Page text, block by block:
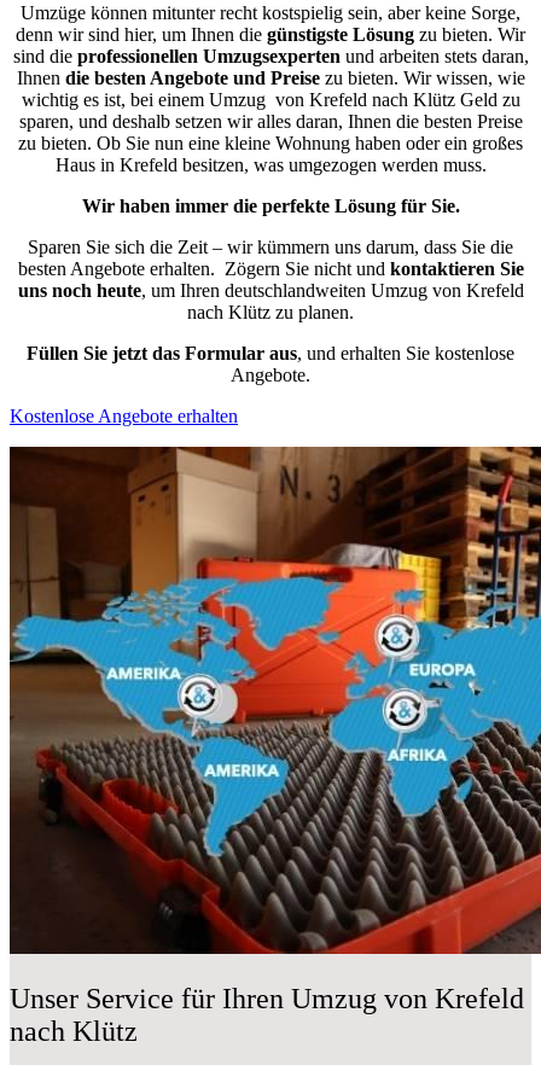
Umzüge können mitunter recht kostspielig sein, aber keine Sorge,
denn wir sind hier, um Ihnen die günstigste Lösung zu bieten. Wir
sind die professionellen Umzugsexperten und arbeiten stets daran,
Ihnen die besten Angebote und Preisezu bieten. Wir wissen, wie
wichtig es ist, bei einem Umzug von Krefeld nach Klütz Geld zu
sparen, und deshalb setzen wir alles daran, Ihnen die besten Preise
zu bieten. Ob Sie nun eine kleine Wohnung haben oder ein großes
Haus in Krefeld besitzen, was umgezogen werden muss.
Wir haben immer die perfekte Lösung für Sie.
Sparen Sie sich die Zeit – wir kümmern uns darum, dass Sie die
besten Angebote erhalten. Zögern Sie nicht und kontaktieren Sie
uns noch heute, um Ihren deutschlandweiten Umzug von Krefeld
nach Klütz zu planen.
Füllen Sie jetzt das Formular aus, und erhalten Sie kostenlose
Angebote.
Kostenlose Angebote erhalten
Unser Service für Ihren Umzug von Krefeld
nach Klütz